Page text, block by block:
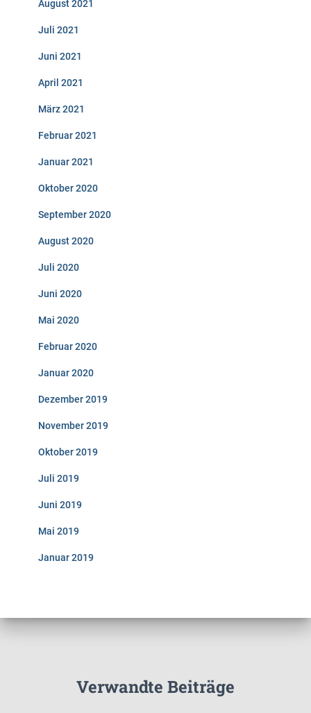
August 2021
Juli 2021
Juni 2021
April 2021
März 2021
Februar 2021
Januar 2021
Oktober 2020
September 2020
August 2020
Juli 2020
Juni 2020
Mai 2020
Februar 2020
Januar 2020
Dezember 2019
November 2019
Oktober 2019
Juli 2019
Juni 2019
Mai 2019
Januar 2019
Verwandte Beiträge